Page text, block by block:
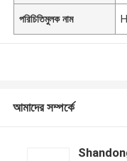
পরিচিতিমুলক নাম
আমাদের সম্পর্কে